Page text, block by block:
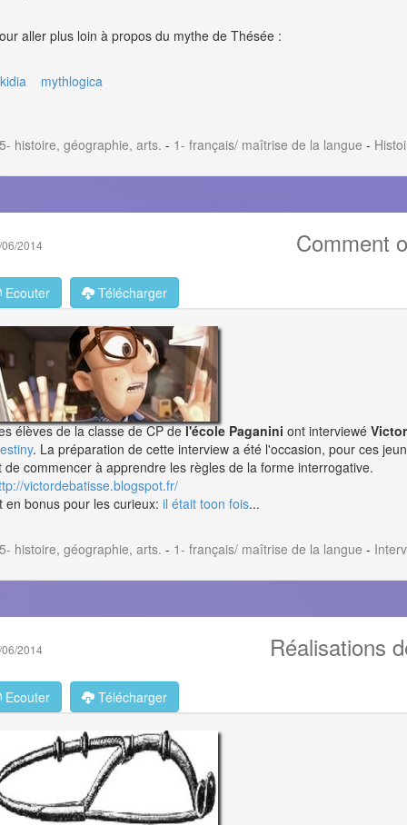
aller plus loin à propos du mythe de Thésée :
mythlogica
5- histoire, géographie, arts. - 1- français/ maîtrise de la langue -
2014 Comment
Ecouter Télécharger
élèves de la classe de CP del'école Paganini ont interviewé
. La préparation de cette interview a été l'occasion, pour ces
de commencer à apprendre les règles de la forme interrogative.
victordebatisse.blogspot.fr/
en bonus pour les curieux: il était toon fois...
5- histoire, géographie, arts. - 1- français/ maîtrise de la langue -
2014 Réalisations
Ecouter Télécharger